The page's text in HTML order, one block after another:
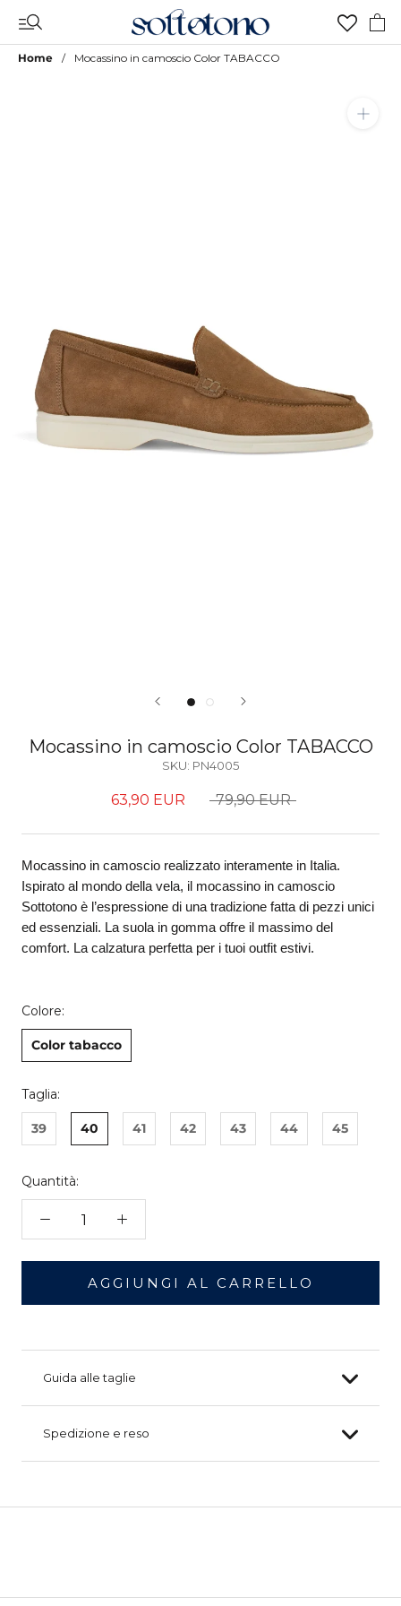
contenuto
Home Mocassino in camoscio Color TABACCO
Mocassino in camoscio Color TABACCO
SKU: PN4005
63,90 EUR 79,90 EUR
Mocassino in camoscio realizzato interamente in Italia.
Ispirato al mondo della vela, il mocassino in camoscio
Sottotono è l’espressione di una tradizione fatta di pezzi unici
ed essenziali. La suola in gomma offre il massimo del
comfort. La calzatura perfetta per i tuoi outfit estivi.
Colore:
Color tabacco
Taglia:
39 40 41 42 43 44 45
Quantità:
AGGIUNGI AL CARRELLO
Guida alle taglie
Spedizione e reso